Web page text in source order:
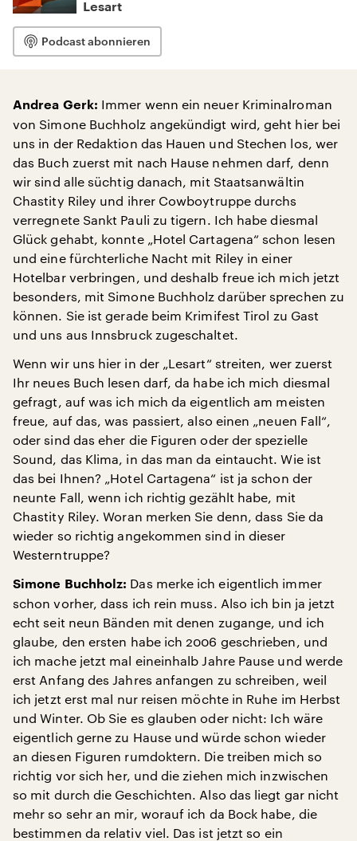
Lesart
Podcast abonnieren
Andrea Gerk: Immer wenn ein neuer Kriminalroman
von Simone Buchholz angekündigt wird, geht hier bei
uns in der Redaktion das Hauen und Stechen los, wer
das Buch zuerst mit nach Hause nehmen darf, denn
wir sind alle süchtig danach, mit Staatsanwältin
Chastity Riley und ihrer Cowboytruppe durchs
verregnete Sankt Pauli zu tigern. Ich habe diesmal
Glück gehabt, konnte „Hotel Cartagena“ schon lesen
und eine fürchterliche Nacht mit Riley in einer
Hotelbar verbringen, und deshalb freue ich mich jetzt
besonders, mit Simone Buchholz darüber sprechen zu
können. Sie ist gerade beim Krimifest Tirol zu Gast
und uns aus Innsbruck zugeschaltet.
Wenn wir uns hier in der „Lesart“ streiten, wer zuerst
Ihr neues Buch lesen darf, da habe ich mich diesmal
gefragt, auf was ich mich da eigentlich am meisten
freue, auf das, was passiert, also einen „neuen Fall“,
oder sind das eher die Figuren oder der spezielle
Sound, das Klima, in das man da eintaucht. Wie ist
das bei Ihnen? „Hotel Cartagena“ ist ja schon der
neunte Fall, wenn ich richtig gezählt habe, mit
Chastity Riley. Woran merken Sie denn, dass Sie da
wieder so richtig angekommen sind in dieser
Westerntruppe?
Simone Buchholz: Das merke ich eigentlich immer
schon vorher, dass ich rein muss. Also ich bin ja jetzt
echt seit neun Bänden mit denen zugange, und ich
glaube, den ersten habe ich 2006 geschrieben, und
ich mache jetzt mal eineinhalb Jahre Pause und werde
erst Anfang des Jahres anfangen zu schreiben, weil
ich jetzt erst mal nur reisen möchte in Ruhe im Herbst
und Winter. Ob Sie es glauben oder nicht: Ich wäre
eigentlich gerne zu Hause und würde schon wieder
an diesen Figuren rumdoktern. Die treiben mich so
richtig vor sich her, und die ziehen mich inzwischen
so mit durch die Geschichten. Also das liegt gar nicht
mehr so sehr an mir, worauf ich da Bock habe, die
bestimmen da relativ viel. Das ist jetzt so ein